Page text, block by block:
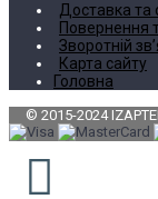
Доставка та
Повернення
Зворотній
Карта сайту
Головна
© 2015-2024